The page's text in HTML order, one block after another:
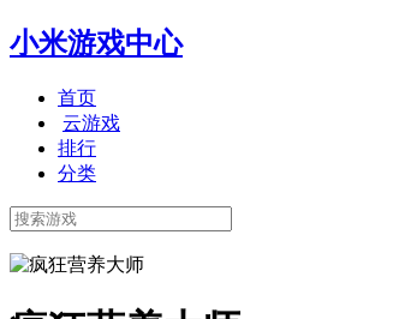
小米游戏中心
首页
云游戏
排行
分类